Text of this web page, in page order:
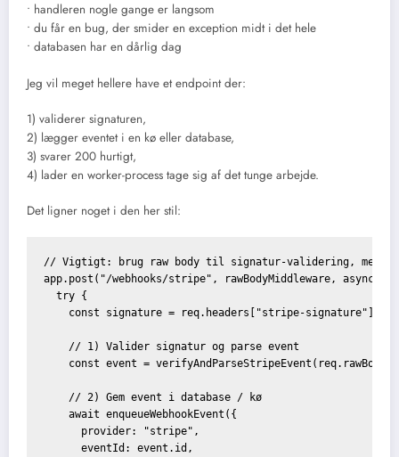
• handleren nogle gange er langsom
• du får en bug, der smider en exception midt i det hele
• databasen har en dårlig dag
Jeg vil meget hellere have et endpoint der:
1) validerer signaturen,
2) lægger eventet i en kø eller database,
3) svarer 200 hurtigt,
4) lader en worker-process tage sig af det tunge arbejde.
Det ligner noget i den her stil:
// Vigtigt: brug raw body til signatur-validering, mere
app.post("/webhooks/stripe", rawBodyMiddleware, async
  try {
const signature = req.headers["stripe-signature"];
    // 1) Valider signatur og parse event
const event = verifyAndParseStripeEvent(req.rawBody,
    // 2) Gem event i database / kø
    await enqueueWebhookEvent({
      provider: "stripe",
      eventId: event.id,